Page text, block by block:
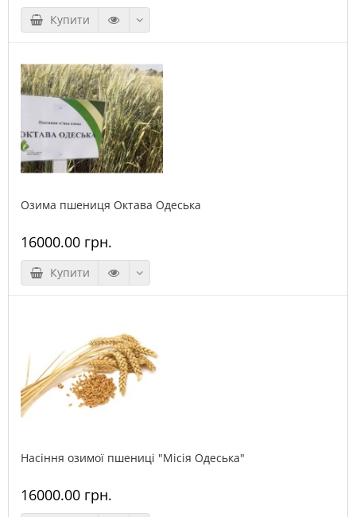
Купити
Озима пшениця Октава Одеська
16000.00 грн.
Купити
Насіння озимої пшениці "Місія Одеська"
16000.00 грн.